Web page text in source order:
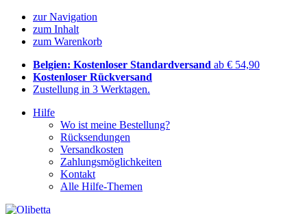
zur Navigation
zum Inhalt
zum Warenkorb
Belgien: Kostenloser Standardversand ab € 54,90
Kostenloser Rückversand
Zustellung in 3 Werktagen.
Hilfe
Wo ist meine Bestellung?
Rücksendungen
Versandkosten
Zahlungsmöglichkeiten
Kontakt
Alle Hilfe-Themen